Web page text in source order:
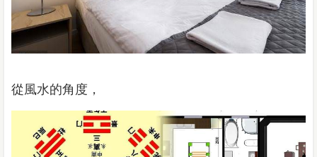
從風水的角度，